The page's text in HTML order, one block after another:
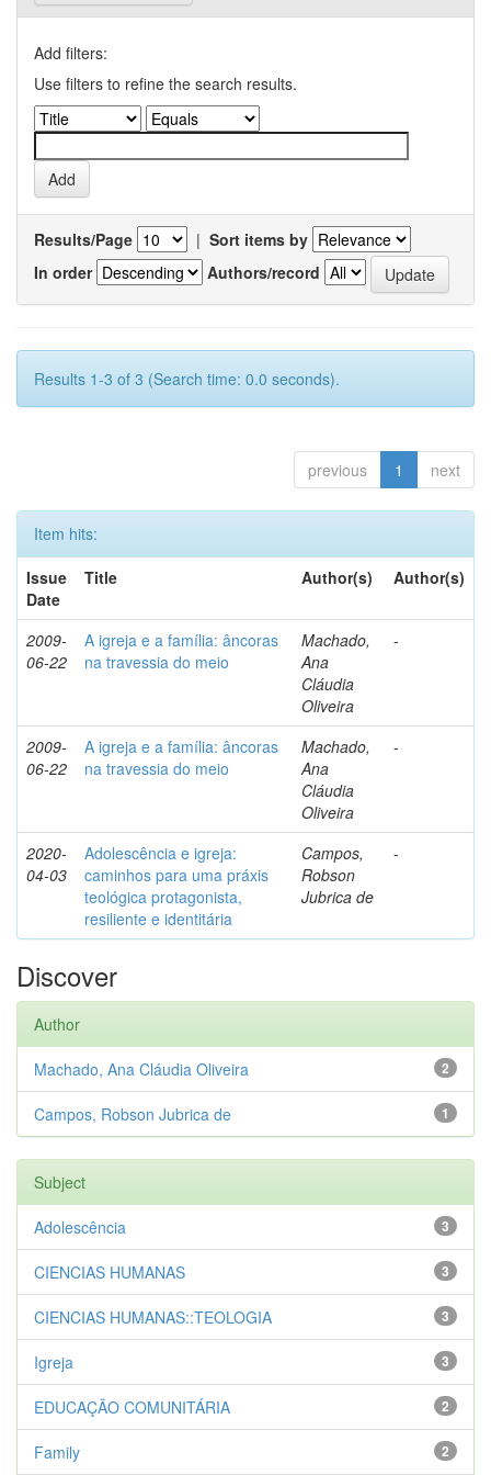
Add filters:
Use filters to refine the search results.
Results/Page | Sort items by
In order
Authors/record
Results 1-3 of 3 (Search time: 0.0 seconds).
previous 1 next
Item hits:
Issue
Date
Title Author(s) Author(s)
2009-
06-22
A igreja e a família: âncoras
na travessia do meio
Machado,
Ana
Cláudia
Oliveira
-
2009-
06-22
A igreja e a família: âncoras
na travessia do meio
Machado,
Ana
Cláudia
Oliveira
-
2020-
04-03
Adolescência e igreja:
caminhos para uma práxis
teológica protagonista,
resiliente e identitária
Campos,
Robson
Jubrica de
-
Discover
Author
2
Machado, Ana Cláudia Oliveira
1
Campos, Robson Jubrica de
Subject
3
Adolescência
3
CIENCIAS HUMANAS
3
CIENCIAS HUMANAS::TEOLOGIA
3
Igreja
2
EDUCAÇÃO COMUNITÁRIA
2
Family